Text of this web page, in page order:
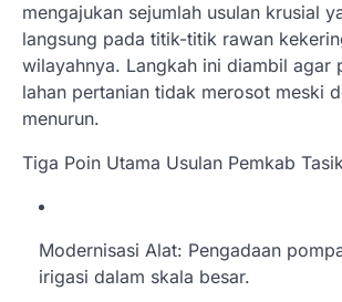
mengajukan sejumlah usulan krusial
langsung pada titik-titik rawan
wilayahnya. Langkah ini diambil agar
lahan pertanian tidak merosot meski
menurun.
Tiga Poin Utama Usulan Pemkab
Modernisasi Alat: Pengadaan
irigasi dalam skala besar.